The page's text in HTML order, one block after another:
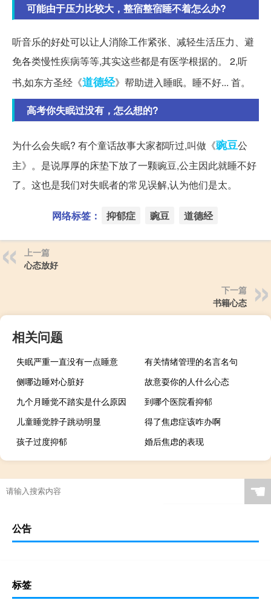
可能由于压力比较大，整宿整宿睡不着怎么办?
听音乐的好处可以让人消除工作紧张、减轻生活压力、避
免各类慢性疾病等等,其实这些都是有医学根据的。 2,听
书,如东方圣经《道德经》帮助进入睡眠。睡不好... 首。
高考你失眠过没有，怎么想的?
为什么会失眠? 有个童话故事大家都听过,叫做《豌豆公
主》。是说厚厚的床垫下放了一颗豌豆,公主因此就睡不好
了。这也是我们对失眠者的常见误解,认为他们是太。
网络标签： 抑郁症 豌豆 道德经
上一篇
心态放好
下一篇
书籍心态
相关问题
失眠严重一直没有一点睡意
有关情绪管理的名言名句
侧哪边睡对心脏好
故意耍你的人什么心态
九个月睡觉不踏实是什么原因
到哪个医院看抑郁
儿童睡觉脖子跳动明显
得了焦虑症该咋办啊
孩子过度抑郁
婚后焦虑的表现
☚
公告
标签